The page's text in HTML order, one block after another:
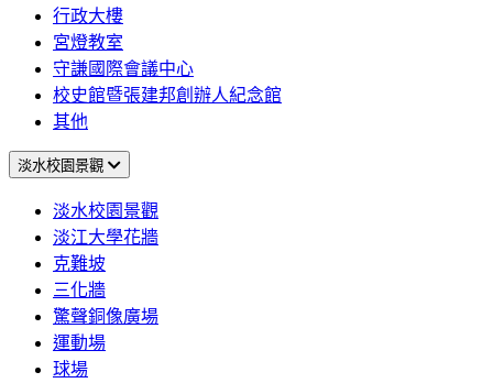
行政大樓
宮燈教室
守謙國際會議中心
校史館暨張建邦創辦人紀念館
其他
淡水校園景觀
淡水校園景觀
淡江大學花牆
克難坡
三化牆
驚聲銅像廣場
運動場
球場